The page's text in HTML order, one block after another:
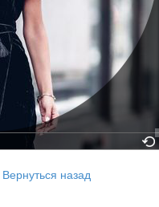
Вернуться назад